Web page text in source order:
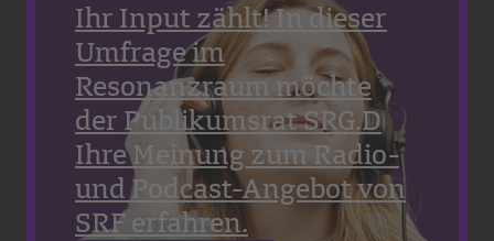
Ihr Input zählt! In dieser
Umfrage im
Resonanzraum möchte
der Publikumsrat SRG.D
Ihre Meinung zum Radio-
und Podcast-Angebot von
SRF erfahren.